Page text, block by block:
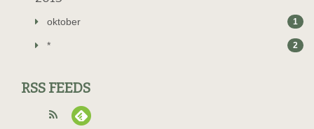
oktober 1
* 2
RSS FEEDS